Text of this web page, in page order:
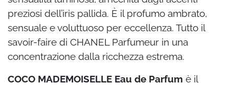
preziosi dell’iris pallida. È il profumo ambrato,
sensuale e voluttuoso per eccellenza. Tutto il
savoir-faire di CHANEL Parfumeur in una
concentrazione dalla ricchezza estrema.
COCO MADEMOISELLE Eau de Parfum è il